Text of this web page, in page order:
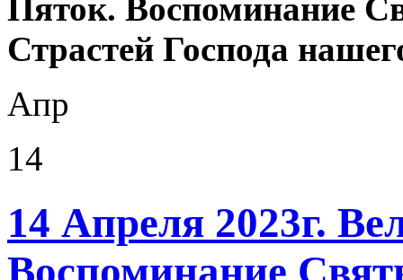
Пяток. Воспоминание
Страстей Господа
Апр
14
14 Апреля 2023г.